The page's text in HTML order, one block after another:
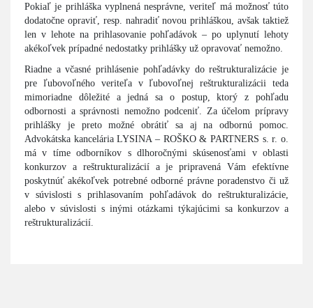
Pokiaľ je prihláška vyplnená nesprávne, veriteľ má možnosť túto
dodatočne opraviť, resp. nahradiť novou prihláškou, avšak taktiež
len v lehote na prihlasovanie pohľadávok – po uplynutí lehoty
akékoľvek prípadné nedostatky prihlášky už opravovať nemožno.
Riadne a včasné prihlásenie pohľadávky do reštrukturalizácie je
pre ľubovoľného veriteľa v ľubovoľnej reštrukturalizácii teda
mimoriadne dôležité a jedná sa o postup, ktorý z pohľadu
odbornosti a správnosti nemožno podceniť. Za účelom prípravy
prihlášky je preto možné obrátiť sa aj na odbornú pomoc.
Advokátska kancelária LYSINA – ROŠKO & PARTNERS s. r. o.
má v tíme odborníkov s dlhoročnými skúsenosťami v oblasti
konkurzov a reštrukturalizácií a je pripravená Vám efektívne
poskytnúť akékoľvek potrebné odborné právne poradenstvo či už
v súvislosti s prihlasovaním pohľadávok do reštrukturalizácie,
alebo v súvislosti s inými otázkami týkajúcimi sa konkurzov a
reštrukturalizácií.